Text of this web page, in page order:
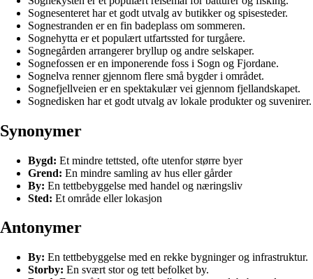
Sognesenteret har et godt utvalg av butikker og spisesteder.
Sognestranden er en fin badeplass om sommeren.
Sognehytta er et populært utfartssted for turgåere.
Sognegården arrangerer bryllup og andre selskaper.
Sognefossen er en imponerende foss i Sogn og Fjordane.
Sognelva renner gjennom flere små bygder i området.
Sognefjellveien er en spektakulær vei gjennom fjellandskapet.
Sognedisken har et godt utvalg av lokale produkter og suvenirer.
Synonymer
Bygd: Et mindre tettsted, ofte utenfor større byer
Grend: En mindre samling av hus eller gårder
By: En tettbebyggelse med handel og næringsliv
Sted: Et område eller lokasjon
Antonymer
By: En tettbebyggelse med en rekke bygninger og infrastruktur.
Storby: En svært stor og tett befolket by.